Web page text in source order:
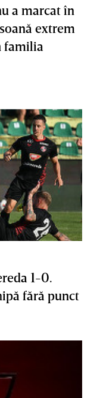
a marcat în
extrem
familia
1-0.
fără punct